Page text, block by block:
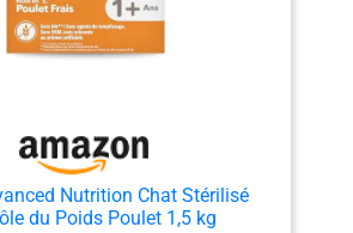
Nutrition Chat Stérilisé
du Poids Poulet 1,5 kg